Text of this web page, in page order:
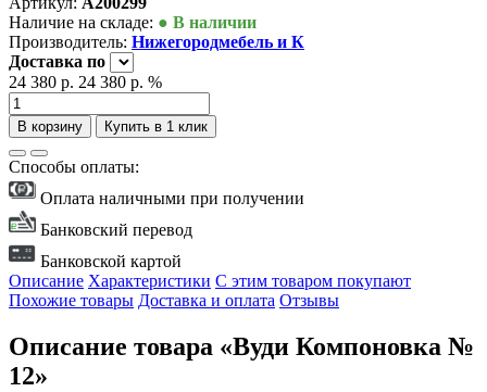
Наличие на складе: ● В наличии
Производитель: Нижегородмебель и К
Доставка по
24 380 р. 24 380 р. %
В корзину Купить в 1 клик
Способы оплаты:
Оплата наличными при получении
Банковский перевод
Банковской картой
Описание Характеристики С этим товаром покупают
Похожие товары Доставка и оплата Отзывы
Описание товара «Вуди Компоновка №
12»